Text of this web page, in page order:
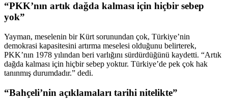
“PKK’nın artık dağda kalması için hiçbir sebep
yok”
Yayman, meselenin bir Kürt sorunundan çok, Türkiye’nin
demokrasi kapasitesini artırma meselesi olduğunu belirterek,
PKK’nın 1978 yılından beri varlığını sürdürdüğünü kaydetti. “Artık
dağda kalması için hiçbir sebep yoktur. Türkiye’de pek çok hak
tanınmış durumdadır.” dedi.
“Bahçeli’nin açıklamaları tarihi nitelikte”